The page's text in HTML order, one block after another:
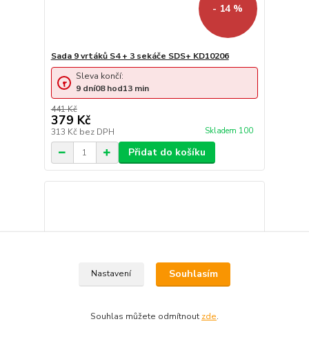
- 14 %
Sada 9 vrtáků S4 + 3 sekáče SDS+ KD10206
441 Kč
379 Kč
313 Kč bez DPH Skladem 100
Sleva končí:
9 dní08hod13 min
Přidat do košíku
Nastavení Souhlasím
Souhlas můžete odmítnout zde.